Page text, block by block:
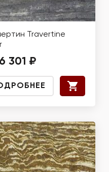
Travertine
301 ₽